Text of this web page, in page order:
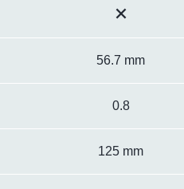
56.7 mm
0.8
125 mm